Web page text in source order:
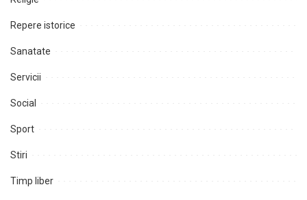
Repere istorice
Sanatate
Servicii
Social
Sport
Stiri
Timp liber